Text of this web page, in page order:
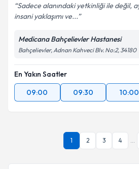
Sadece alanındaki yetkinliği ile değil,
insani yaklaşımı ve...
Medicana Bahçelievler Hastanesi
Bahçelievler, Adnan Kahveci Blv. No:2, 34180
En Yakın Saatler
09:00
09:30 10:00